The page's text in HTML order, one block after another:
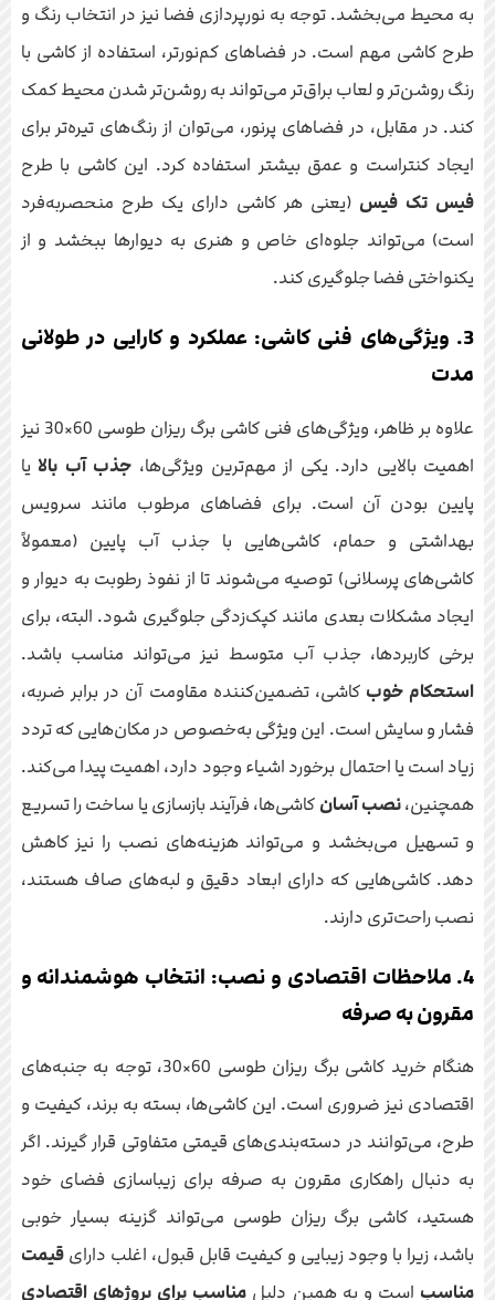
به محیط می‌بخشد. توجه به نورپردازی فضا نیز در انتخاب رنگ و
طرح کاشی مهم است. در فضاهای کم‌نورتر، استفاده از کاشی با
رنگ روشن‌تر و لعاب براق‌تر می‌تواند به روشن‌تر شدن محیط کمک
کند. در مقابل، در فضاهای پرنور، می‌توان از رنگ‌های تیره‌تر برای
ایجاد کنتراست و عمق بیشتر استفاده کرد. این کاشی با طرح
فیس تک فیس (یعنی هر کاشی دارای یک طرح منحصربه‌فرد
است) می‌تواند جلوه‌ای خاص و هنری به دیوارها ببخشد و از
یکنواختی فضا جلوگیری کند.
3. ویژگی‌های فنی کاشی: عملکرد و کارایی در طولانی
مدت
علاوه بر ظاهر، ویژگی‌های فنی کاشی برگ ریزان طوسی 60×30 نیز
اهمیت بالایی دارد. یکی از مهم‌ترین ویژگی‌ها، جذب آب بالایا
پایین بودن آن است. برای فضاهای مرطوب مانند سرویس
بهداشتی و حمام، کاشی‌هایی با جذب آب پایین (معمولاً
کاشی‌های پرسلانی) توصیه می‌شوند تا از نفوذ رطوبت به دیوار و
ایجاد مشکلات بعدی مانند کپک‌زدگی جلوگیری شود. البته، برای
برخی کاربردها، جذب آب متوسط نیز می‌تواند مناسب باشد.
استحکام خوب کاشی، تضمین‌کننده مقاومت آن در برابر ضربه،
فشار و سایش است. این ویژگی به‌خصوص در مکان‌هایی که تردد
زیاد است یا احتمال برخورد اشیاء وجود دارد، اهمیت پیدا می‌کند.
همچنین،نصب آسان کاشی‌ها، فرآیند بازسازی یا ساخت را تسریع
و تسهیل می‌بخشد و می‌تواند هزینه‌های نصب را نیز کاهش
دهد. کاشی‌هایی که دارای ابعاد دقیق و لبه‌های صاف هستند،
نصب راحت‌تری دارند.
4. ملاحظات اقتصادی و نصب: انتخاب هوشمندانه و
مقرون به صرفه
هنگام خرید کاشی برگ ریزان طوسی 60×30، توجه به جنبه‌های
اقتصادی نیز ضروری است. این کاشی‌ها، بسته به برند، کیفیت و
طرح، می‌توانند در دسته‌بندی‌های قیمتی متفاوتی قرار گیرند. اگر
به دنبال راهکاری مقرون به صرفه برای زیباسازی فضای خود
هستید، کاشی برگ ریزان طوسی می‌تواند گزینه بسیار خوبی
باشد، زیرا با وجود زیبایی و کیفیت قابل قبول، اغلب دارایقیمت
مناسب است و به همین دلیل مناسب برای پروژهای اقتصادی